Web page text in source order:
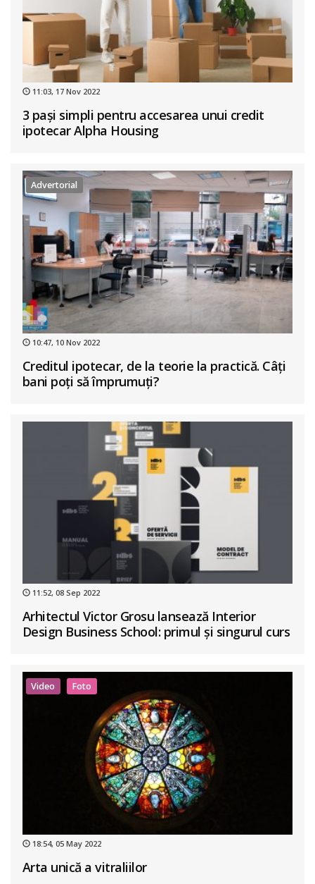
11:03, 17 Nov 2022
3 pași simpli pentru accesarea unui credit
ipotecar Alpha Housing
Advertorial
10:47, 10 Nov 2022
Creditul ipotecar, de la teorie la practică. Câți
bani poți să împrumuți?
11:52, 08 Sep 2022
Arhitectul Victor Grosu lansează Interior
Design Business School: primul și singurul curs
Video Foto
18:54, 05 May 2022
Arta unică a vitraliilor